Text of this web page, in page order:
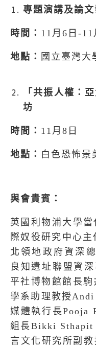
專題演講及論
時間： 11 月 6 日 -11
地點： 國立臺灣大
「共振人權：
坊
時間： 11 月 8 日
地點： 白色恐怖景
與會貴賓：
英國利物浦大學
際奴役研究中心主
北領地政府資深
良知遺址聯盟資
平社博物館館長
學系助理教授Andi
媒體執行長Pooja
組長 Bikki Sthapit
言文化研究所副